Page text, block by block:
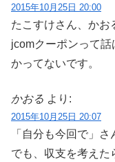
2015年10月25日 20:00
たこすけさん、かお
jcomクーポンって
かってないです。
かおる より:
2015年10月25日 20:07
「自分も今回で」さ
でも、収支を考えた